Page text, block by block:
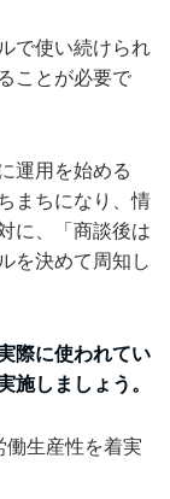
で使い続けられ
ことが必要で
運用を始める
まちになり、情
に、「商談後は
を決めて周知し
際に使われてい
施しましょう。
働生産性を着実